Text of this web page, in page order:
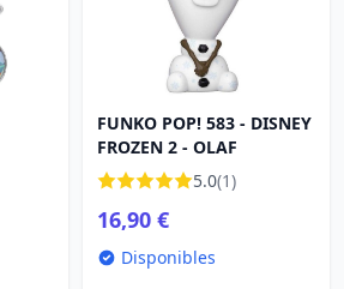
FUNKO POP! 583 - DISNEY
FROZEN 2 - OLAF
5.0(1)
16,90 €
Disponibles